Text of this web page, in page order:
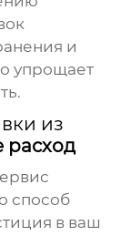
и
упрощает
из
расход
способ
в ваш